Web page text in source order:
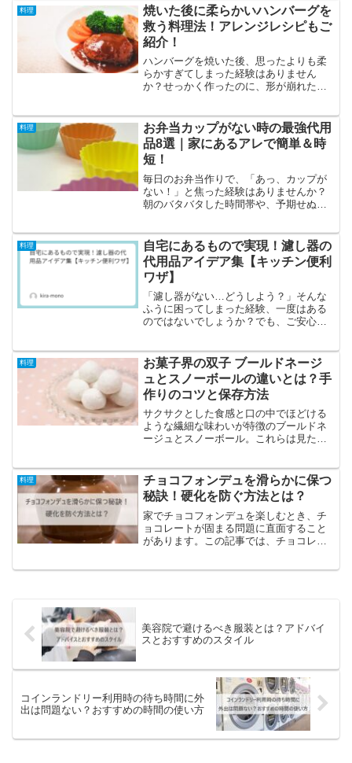
も、家庭にある調味料を使って美味しい
もつ鍋スープを簡単に作ること...
料理
焼いた後に柔らかいハンバーグを
救う料理法！アレンジレシピもご
紹介！
ハンバーグを焼いた後、思ったよりも柔
らかすぎてしまった経験はありません
か？せっかく作ったのに、形が崩れた
処法を知っていれば、柔らかすぎるハン
バーグも美味しく仕上げること...
料理
お弁当カップがない時の最強代用
品8選｜家にあるアレで簡単＆時
短！
毎日のお弁当作りで、「あっ、カップが
ない！」と焦った経験はありませんか？
朝のバタバタした時間帯や、予期せぬタ
なんとかする必要がある場面は意外と多
いものです。そんなときに...
料理
自宅にあるもので実現！濾し器の
代用品アイデア集【キッチン便利
ワザ】
「濾し器がない…どうしよう？」そんな
ふうに困ってしまった経験、一度はある
のではないでしょうか？でも、ご安心く
に使えば、十分に濾し器の代わりになり
ます。このページでは、料...
料理
お菓子界の双子 ブールドネージ
ュとスノーボールの違いとは？手
作りのコツと保存方法
サクサクとした食感と口の中でほどける
ような繊細な味わいが特徴のブールドネ
ージュとスノーボール。これらは見た目
ます。本記事では、ブールドネージュと
スノーボールの違いを詳し...
料理
チョコフォンデュを滑らかに保つ
秘訣！硬化を防ぐ方法とは？
家でチョコフォンデュを楽しむとき、チ
ョコレートが固まる問題に直面すること
があります。この記事では、チョコレー
美容院で避けるべき服装とは？アドバイ
スとおすすめのスタイル
コインランドリー利用時の待ち時間に外
出は問題ない？おすすめの時間の使い方